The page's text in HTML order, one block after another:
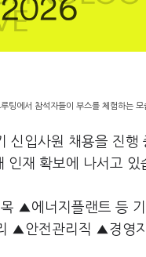
팅에서 참석자들이 부스를 체험하는
신입사원 채용을 진
재 확보에 나서고 있
▲에너지플랜트 등 기
안전관리직 ▲경영